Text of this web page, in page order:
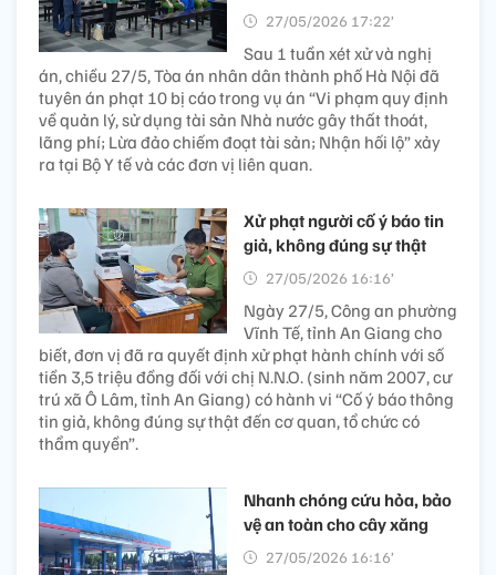
27/05/2026 17:22’
Sau 1 tuần xét xử và nghị
án, chiều 27/5, Tòa án nhân dân thành phố Hà Nội đã
tuyên án phạt 10 bị cáo trong vụ án “Vi phạm quy định
về quản lý, sử dụng tài sản Nhà nước gây thất thoát,
lãng phí; Lừa đảo chiếm đoạt tài sản; Nhận hối lộ” xảy
ra tại Bộ Y tế và các đơn vị liên quan.
Xử phạt người cố ý báo tin
giả, không đúng sự thật
27/05/2026 16:16’
Ngày 27/5, Công an phường
Vĩnh Tế, tỉnh An Giang cho
biết, đơn vị đã ra quyết định xử phạt hành chính với số
tiền 3,5 triệu đồng đối với chị N.N.O. (sinh năm 2007, cư
trú xã Ô Lâm, tỉnh An Giang) có hành vi “Cố ý báo thông
tin giả, không đúng sự thật đến cơ quan, tổ chức có
thẩm quyền”.
Nhanh chóng cứu hỏa, bảo
vệ an toàn cho cây xăng
27/05/2026 16:16’